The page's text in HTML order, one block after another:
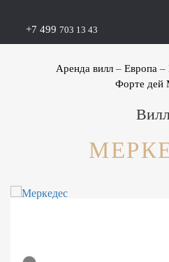
+7 499 703 13 43
Аренда вилл Европа
Форте дей